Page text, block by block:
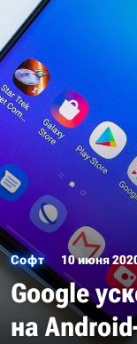
Софт 10 июня
Google
на